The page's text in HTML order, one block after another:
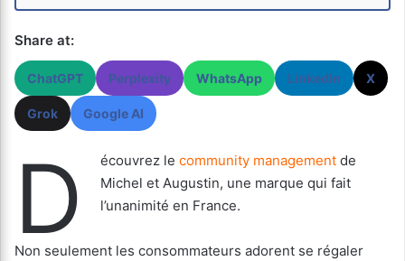
Share at:
ChatGPT Perplexity WhatsApp LinkedIn X
Grok Google AI
D écouvrez le community management de
Michel et Augustin, une marque qui fait
l’unanimité en France.
Non seulement les consommateurs adorent se régaler